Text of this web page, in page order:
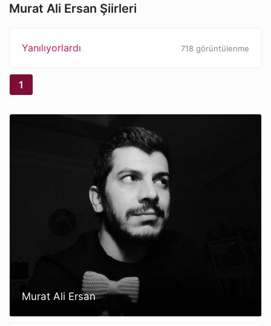
Murat Ali Ersan Şiirleri
Yanılıyorlardı 718 görüntülenme
1
Murat Ali Ersan